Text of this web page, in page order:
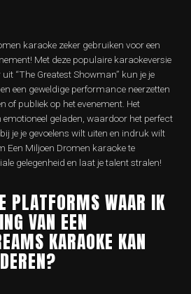
karaoke zeker gebruiken voor een
Met deze populaire karaokeversie
“The Greatest Showman” kun je je
een geweldige performance neerzetten
of publiek op het evenement. Het
geladen, waardoor het perfect
je je gevoelens wilt uiten en indruk wilt
Een Miljoen Dromen karaoke te
gelegenheid en laat je talent stralen!
PLATFORMS WAAR IK
VAN EEN
KARAOKE KAN